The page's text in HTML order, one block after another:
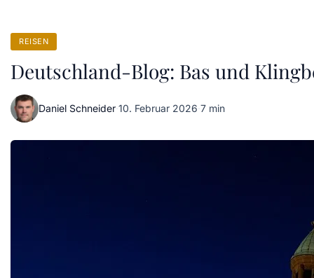
REISEN
Deutschland-Blog: Bas und
Daniel Schneider·10. Februar 2026·7 min